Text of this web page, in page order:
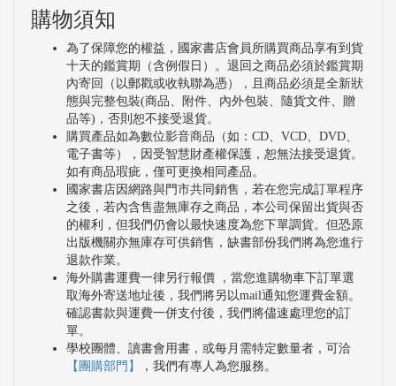
購物須知
為了保障您的權益，國家書店會員所購買商品享有到貨
十天的鑑賞期（含例假日）。退回之商品必須於鑑賞期
內寄回（以郵戳或收執聯為憑），且商品必須是全新狀
態與完整包裝(商品、附件、內外包裝、隨貨文件、贈
品等)，否則恕不接受退貨。
購買產品如為數位影音商品（如：CD、VCD、DVD、
電子書等），因受智慧財產權保護，恕無法接受退貨。
如有商品瑕疵，僅可更換相同產品。
國家書店因網路與門市共同銷售，若在您完成訂單程序
之後，若內含售盡無庫存之商品，本公司保留出貨與否
的權利，但我們仍會以最快速度為您下單調貨。但恐原
出版機關亦無庫存可供銷售，缺書部份我們將為您進行
退款作業。
海外購書運費一律另行報價 ，當您進購物車下訂單選
取海外寄送地址後，我們將另以mail通知您運費金額。
確認書款與運費一併支付後，我們將儘速處理您的訂
單。
學校團體、讀書會用書，或每月需特定數量者，可洽
【團購部門】
，我們有專人為您服務。